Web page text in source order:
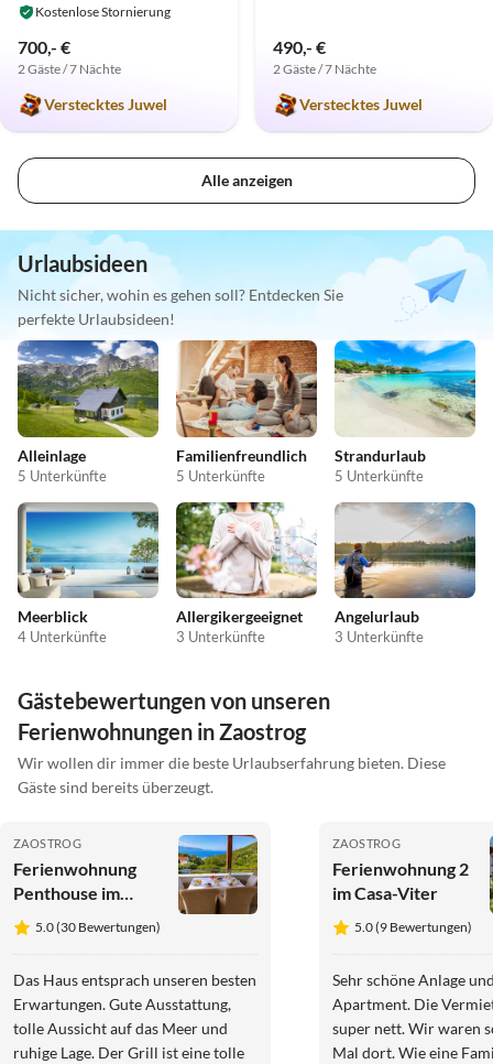
Kostenlose Stornierung
700,- €
2 Gäste / 7 Nächte
Verstecktes Juwel
490,- €
2 Gäste / 7 Nächte
Verstecktes Juwel
Alle anzeigen
Urlaubsideen
Nicht sicher, wohin es gehen soll? Entdecken Sie
perfekte Urlaubsideen!
Alleinlage
5 Unterkünfte
Familienfreundlich
5 Unterkünfte
Strandurlaub
5 Unterkünfte
Meerblick
4 Unterkünfte
Allergikergeeignet
3 Unterkünfte
Angelurlaub
3 Unterkünfte
Gästebewertungen von unseren
Ferienwohnungen in Zaostrog
Wir wollen dir immer die beste Urlaubserfahrung bieten. Diese
Gäste sind bereits überzeugt.
ZAOSTROG
Ferienwohnung
Penthouse im
Casa-Viter
5.0 (30 Bewertungen)
Das Haus entsprach unseren besten
Erwartungen. Gute Ausstattung,
tolle Aussicht auf das Meer und
ruhige Lage. Der Grill ist eine tolle
ZAOSTROG
Ferienwohnung 2
im Casa-Viter
5.0 (9 Bewertungen)
Sehr schöne Anlage
Apartment. Die Vermieter sind
super nett. Wir waren schon das 3.
Mal dort. Wie eine